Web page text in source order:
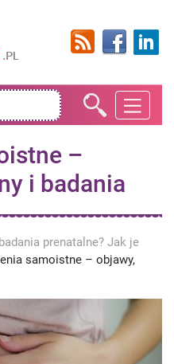
–
i badania
prenatalne? Jak je
samoistne – objawy,